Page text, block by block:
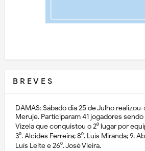
B R E V E S
DAMAS: Sábado dia 25 de Julho
Meruje. Participaram 41 jogadores
Vizela que conquistou o 2⁰ lugar por
3⁰. Alcides Ferreira; 8⁰. Luís Miranda; 9.
Luís Leite e 26⁰. José Vieira.